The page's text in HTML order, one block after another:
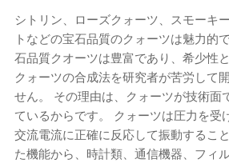
シトリン、ローズクォーツ、スモーキ
トなどの宝石品質のクォーツは魅力的
石品質クオーツは豊富であり、希少性
クォーツの合成法を研究者が苦労して
せん。 その理由は、クォーツが技術面
ているからです。 クォーツは圧力を受
交流電流に正確に反応して振動するこ
た機能から、時計類、通信機器、フィ